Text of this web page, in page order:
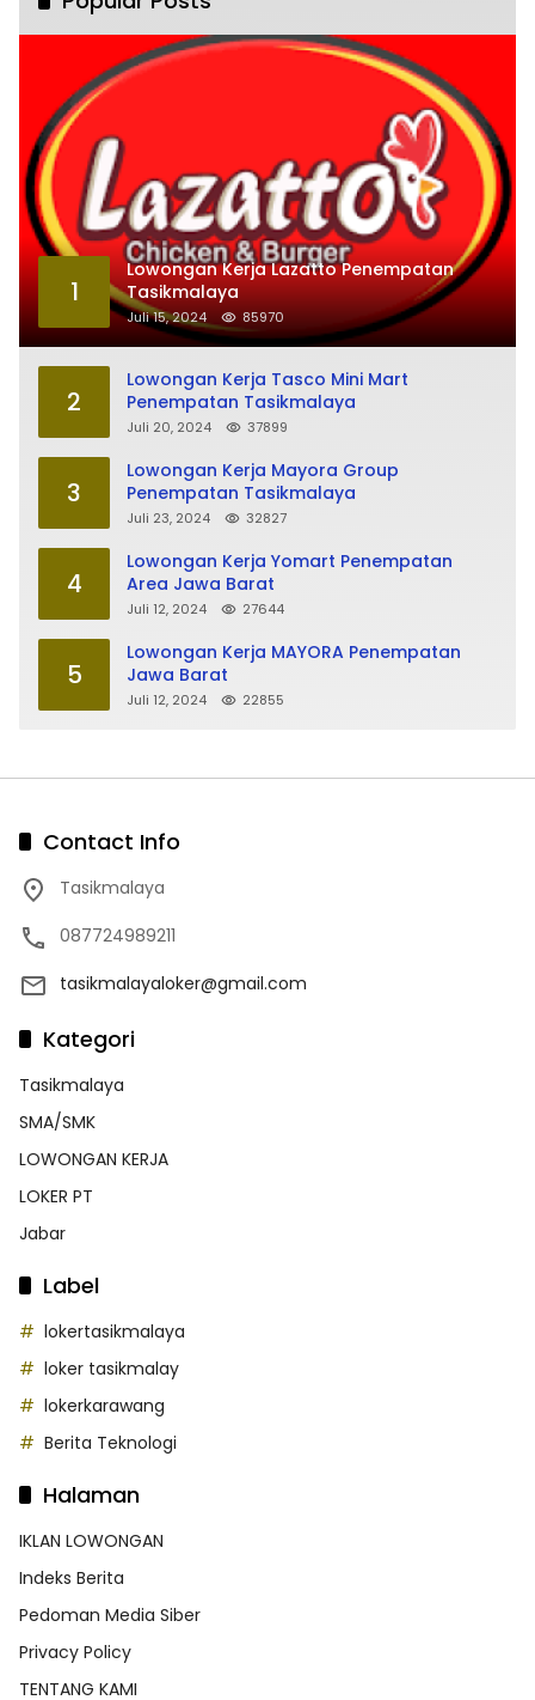
1
Lowongan Kerja Lazatto Penempatan
Tasikmalaya
Juli 15, 2024 85970
2
Lowongan Kerja Tasco Mini Mart
Penempatan Tasikmalaya
Juli 20, 2024 37899
3
Lowongan Kerja Mayora Group
Penempatan Tasikmalaya
Juli 23, 2024 32827
4
Lowongan Kerja Yomart Penempatan
Area Jawa Barat
Juli 12, 2024 27644
5
Lowongan Kerja MAYORA Penempatan
Jawa Barat
Juli 12, 2024 22855
Contact Info
Tasikmalaya
087724989211
tasikmalayaloker@gmail.com
Kategori
Tasikmalaya
SMA/SMK
LOWONGAN KERJA
LOKER PT
Jabar
Label
lokertasikmalaya
loker tasikmalay
lokerkarawang
Berita Teknologi
Halaman
IKLAN LOWONGAN
Indeks Berita
Pedoman Media Siber
Privacy Policy
TENTANG KAMI